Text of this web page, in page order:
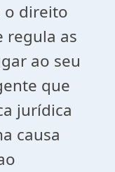
direito
regula as
ao seu
que
jurídica
causa